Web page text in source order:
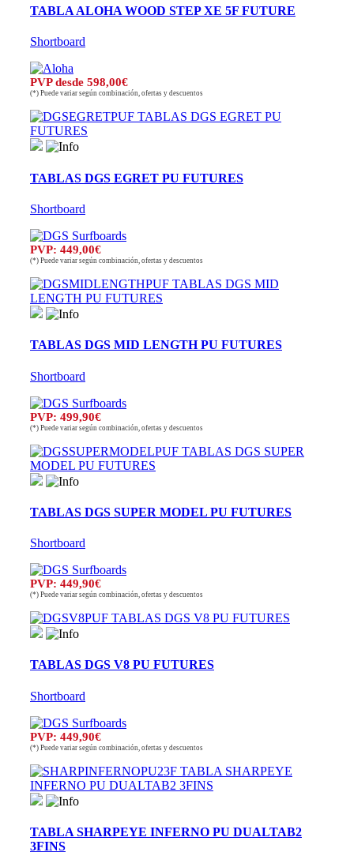
TABLA ALOHA WOOD STEP XE 5F FUTURE
Shortboard
PVP desde 598,00€
(*) Puede variar según combinación, ofertas y descuentos
TABLAS DGS EGRET PU FUTURES
Shortboard
PVP: 449,00€
(*) Puede variar según combinación, ofertas y descuentos
TABLAS DGS MID LENGTH PU FUTURES
Shortboard
PVP: 499,90€
(*) Puede variar según combinación, ofertas y descuentos
TABLAS DGS SUPER MODEL PU FUTURES
Shortboard
PVP: 449,90€
(*) Puede variar según combinación, ofertas y descuentos
TABLAS DGS V8 PU FUTURES
Shortboard
PVP: 449,90€
(*) Puede variar según combinación, ofertas y descuentos
TABLA SHARPEYE INFERNO PU DUALTAB2
3FINS